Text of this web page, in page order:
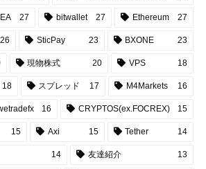
EA 27 bitwallet 27 Ethereum 27
26 SticPay 23 BXONE 23
現物株式 20 VPS 18
18 スプレッド 17 M4Markets 16
16 CRYPTOS(ex.FOCREX) 15
15 Axi 15 Tether 14
14 友達紹介 13